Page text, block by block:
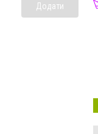
Додати